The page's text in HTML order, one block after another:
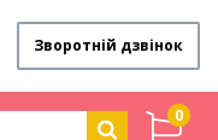
Зворотній дзвінок
0